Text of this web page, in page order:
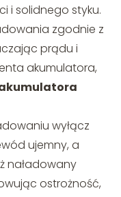
i solidnego styku.
zgodnie z
prądu i
akumulatora,
wyłącz
ujemny, a
naładowany
ostrożność,